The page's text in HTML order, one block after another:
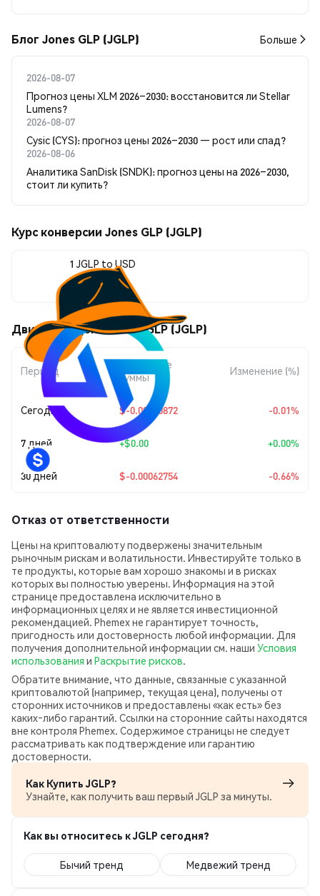
Блог Jones GLP (JGLP) Больше
2026-08-07
Прогноз цены XLM 2026–2030: восстановится ли Stellar
Lumens?
2026-08-07
Cysic (CYS): прогноз цены 2026–2030 — рост или спад?
2026-08-06
Аналитика SanDisk (SNDK): прогноз цены на 2026–2030,
стоит ли купить?
Курс конверсии Jones GLP (JGLP)
1 JGLP to USD
$0.093989
Движения цены Jones GLP (JGLP)
Период
Изменение
суммы
Изменение (%)
Сегодня $-0.00000872 -0.01%
7 дней +$0.00 +0.00%
30 дней $-0.00062754 -0.66%
Отказ от ответственности
Цены на криптовалюту подвержены значительным
рыночным рискам и волатильности. Инвестируйте только в
те продукты, которые вам хорошо знакомы и в рисках
которых вы полностью уверены. Информация на этой
странице предоставлена исключительно в
информационных целях и не является инвестиционной
рекомендацией. Phemex не гарантирует точность,
пригодность или достоверность любой информации. Для
получения дополнительной информации см. наши Условия
использования и Раскрытие рисков.
Обратите внимание, что данные, связанные с указанной
криптовалютой (например, текущая цена), получены от
сторонних источников и предоставлены «как есть» без
каких‑либо гарантий. Ссылки на сторонние сайты находятся
вне контроля Phemex. Содержимое страницы не следует
рассматривать как подтверждение или гарантию
достоверности.
Как Купить JGLP?
Узнайте, как получить ваш первый JGLP за минуты.
Как вы относитесь к JGLP сегодня?
Бычий тренд Медвежий тренд